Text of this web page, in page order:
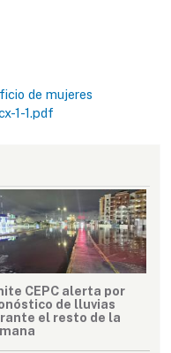
de mujeres
1-1.pdf
CEPC alerta por
de lluvias
el resto de la